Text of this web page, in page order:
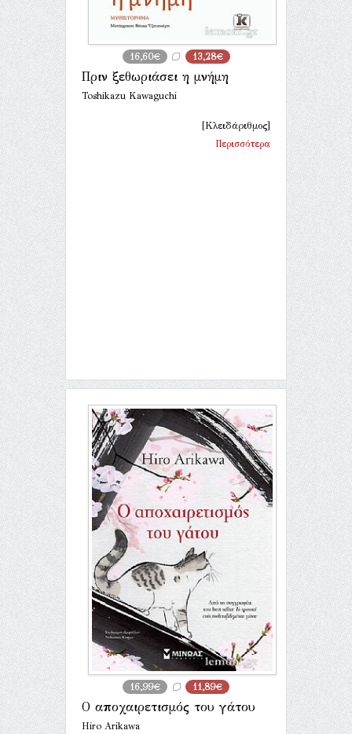
16,60€ 13,28€
Πριν ξεθωριάσει η μνήμη
Toshikazu Kawaguchi
[Κλειδάριθμος]
Περισσότερα
16,99€ 11,89€
Ο αποχαιρετισμός του γάτου
Hiro Arikawa